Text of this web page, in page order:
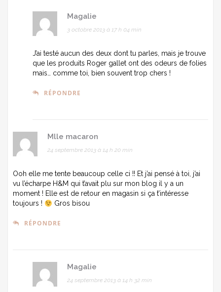
Magalie
3 octobre 2013 à 17 h 04 min
J’ai testé aucun des deux dont tu parles, mais je trouve
que les produits Roger gallet ont des odeurs de folies
mais… comme toi, bien souvent trop chers !
RÉPONDRE
Mlle macaron
24 septembre 2013 à 14 h 20 min
Ooh elle me tente beaucoup celle ci !! Et j’ai pensé à toi, j’ai
vu l’écharpe H&M qui t’avait plu sur mon blog il y a un
moment ! Elle est de retour en magasin si ça t’intéresse
toujours !
Gros bisou
RÉPONDRE
Magalie
24 septembre 2013 à 14 h 32 min